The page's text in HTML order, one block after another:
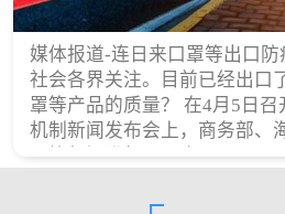
媒体报道-连日来口罩等出口防
社会各界关注。目前已经出口
罩等产品的质量？ 在4月5日
机制新闻发布会上，商务部、
局等部门进行了回应。